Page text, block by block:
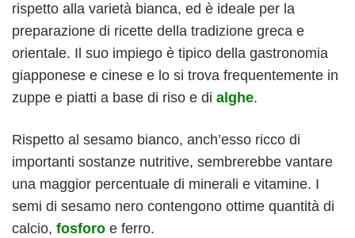
rispetto alla varietà bianca, ed è ideale per la
preparazione di ricette della tradizione greca e
orientale. Il suo impiego è tipico della gastronomia
giapponese e cinese e lo si trova frequentemente in
zuppe e piatti a base di riso e di alghe.
Rispetto al sesamo bianco, anch’esso ricco di
importanti sostanze nutritive, sembrerebbe vantare
una maggior percentuale di minerali e vitamine. I
semi di sesamo nero contengono ottime quantità di
calcio, fosforo e ferro.